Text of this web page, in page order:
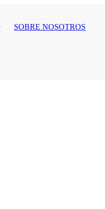
SOBRE NOSOTROS